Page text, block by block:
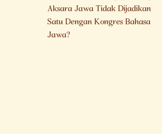
Aksara Jawa Tidak Dijadikan
Satu Dengan Kongres Bahasa
Jawa?